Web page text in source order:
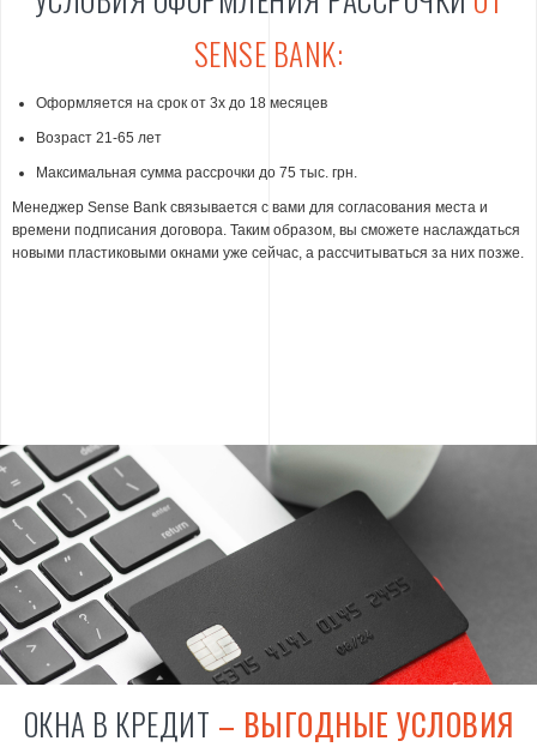
SENSE BANK:
Оформляется на срок от 3х до 18 месяцев
Возраст 21-65 лет
Максимальная сумма рассрочки до 75 тыс. грн.
Менеджер Sense Bank связывается с вами для согласования места и
времени подписания договора. Таким образом, вы сможете наслаждаться
новыми пластиковыми окнами уже сейчас, а рассчитываться за них позже.
ОКНА В КРЕДИТ – ВЫГОДНЫЕ УСЛОВИЯ